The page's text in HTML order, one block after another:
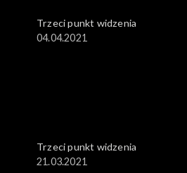
Trzeci punkt widzenia
04.04.2021
Trzeci punkt widzenia
21.03.2021